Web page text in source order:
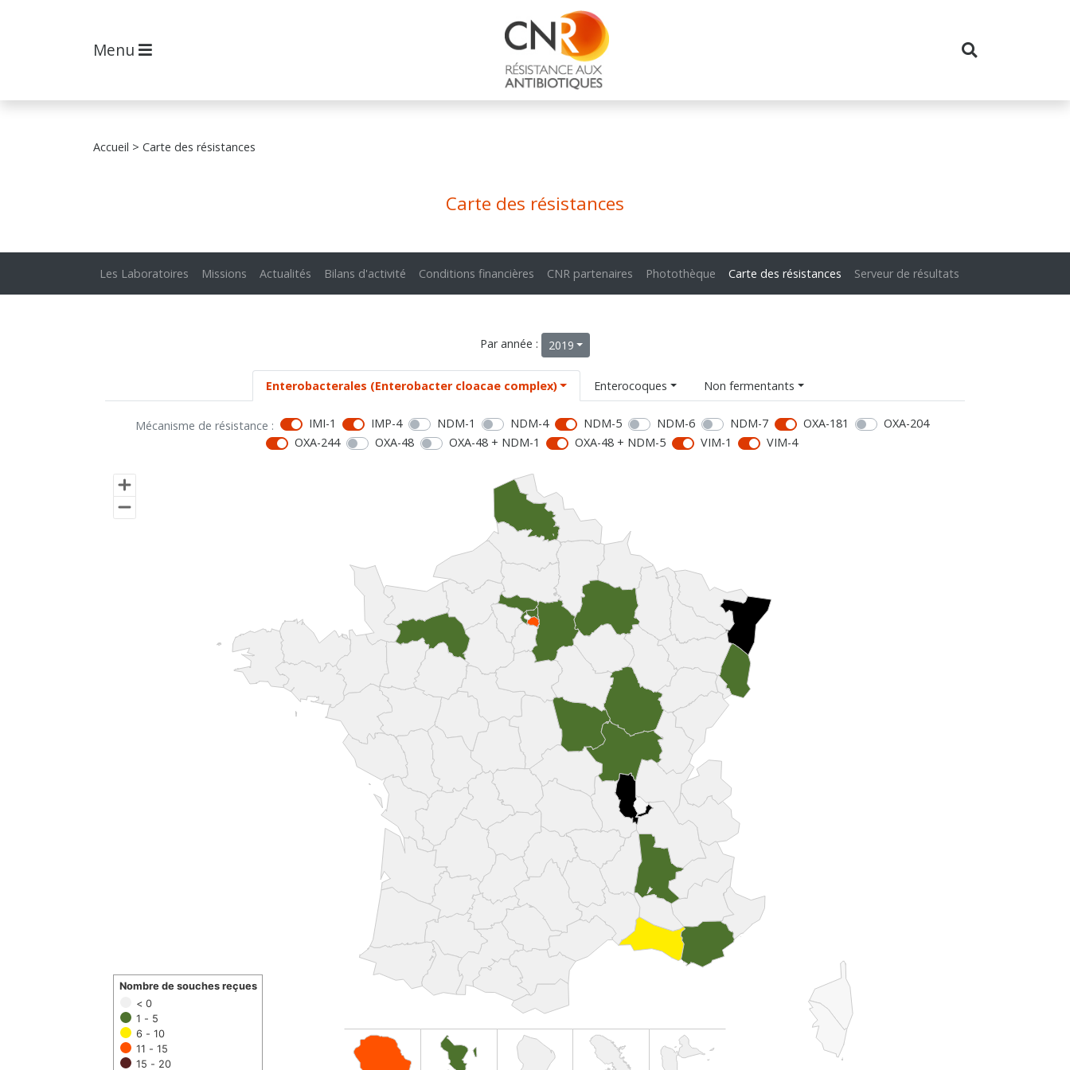
Menu
Accueil > Carte des résistances
Carte des résistances
Les Laboratoires Missions Actualités Bilans d'activité Conditions financières CNR partenaires Photothèque Carte des résistances Serveur de résultats
Par année : 2019
Enterobacterales (Enterobacter cloacae complex) Enterocoques Non fermentants
Mécanisme de résistance : IMI-1 IMP-4 NDM-1 NDM-4 NDM-5 NDM-6 NDM-7 OXA-181
OXA-204
OXA-244
OXA-48 OXA-48 + NDM-1 OXA-48 + NDM-5 VIM-1 VIM-4
< 0
1 - 5
6 - 10
11 - 15
15 - 20
Nombre de souches reçues